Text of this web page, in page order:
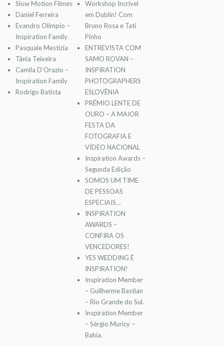
Slow Motion Filmes
Daniel Ferreira
Evandro Olímpio –
Inspiration Family
Pasquale Mestizia
Tânia Teixeira
Camila D’Orazio –
Inspiration Family
Rodrigo Batista
Workshop Incrível
em Dublin! Com
Bruno Rosa e Tati
Pinho
ENTREVISTA COM
SAMO ROVAN –
INSPIRATION
PHOTOGRAPHERS
ESLOVÊNIA
PRÊMIO LENTE DE
OURO – A MAIOR
FESTA DA
FOTOGRAFIA E
VÍDEO NACIONAL
Inspiration Awards –
Segunda Edição
SOMOS UM TIME
DE PESSOAS
ESPECIAIS…
INSPIRATION
AWARDS –
CONFIRA OS
VENCEDORES!
YES WEDDING É
INSPIRATION!
Inspiration Member
– Guilherme Bastian
– Rio Grande do Sul.
Inspiration Member
– Sérgio Muricy –
Bahia.